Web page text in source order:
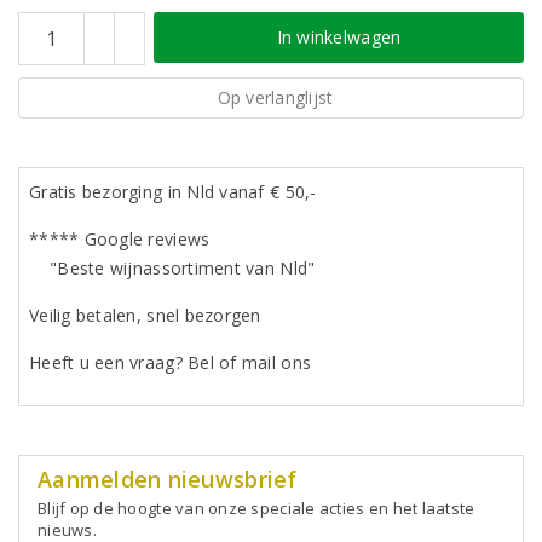
In winkelwagen
Op verlanglijst
Gratis bezorging in Nld vanaf € 50,-
***** Google reviews
"Beste wijnassortiment van Nld"
Veilig betalen, snel bezorgen
Heeft u een vraag? Bel of mail ons
Aanmelden nieuwsbrief
Blijf op de hoogte van onze speciale acties en het laatste
nieuws.